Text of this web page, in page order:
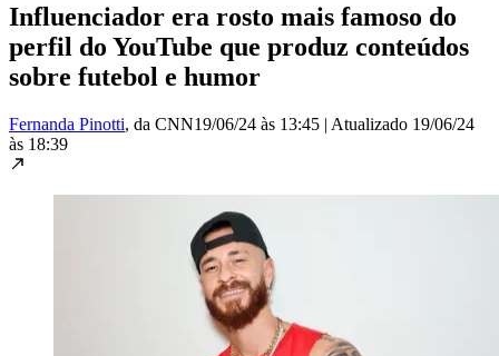
Influenciador era rosto mais famoso do
perfil do YouTube que produz conteúdos
sobre futebol e humor
Fernanda Pinotti, da CNN19/06/24 às 13:45 | Atualizado 19/06/24
às 18:39